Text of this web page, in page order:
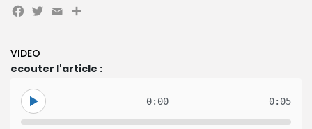
VIDEO
ecouter l'article :
0:00 0:05
Facebook
Twitter
EmailPartager